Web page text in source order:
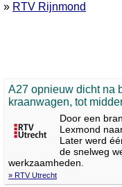
» RTV Rijnmond
A27 opnieuw dicht na
kraanwagen, tot
Door een
Lexmond
Later werd
de snelweg
werkzaamheden.
» RTV Utrecht